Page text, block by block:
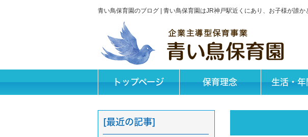
青い鳥保育園のブログ | 青い鳥保育園はJR神戸駅近くにあり、お子様が誰
トップページ 保育理念 生活・年
[最近の記事]